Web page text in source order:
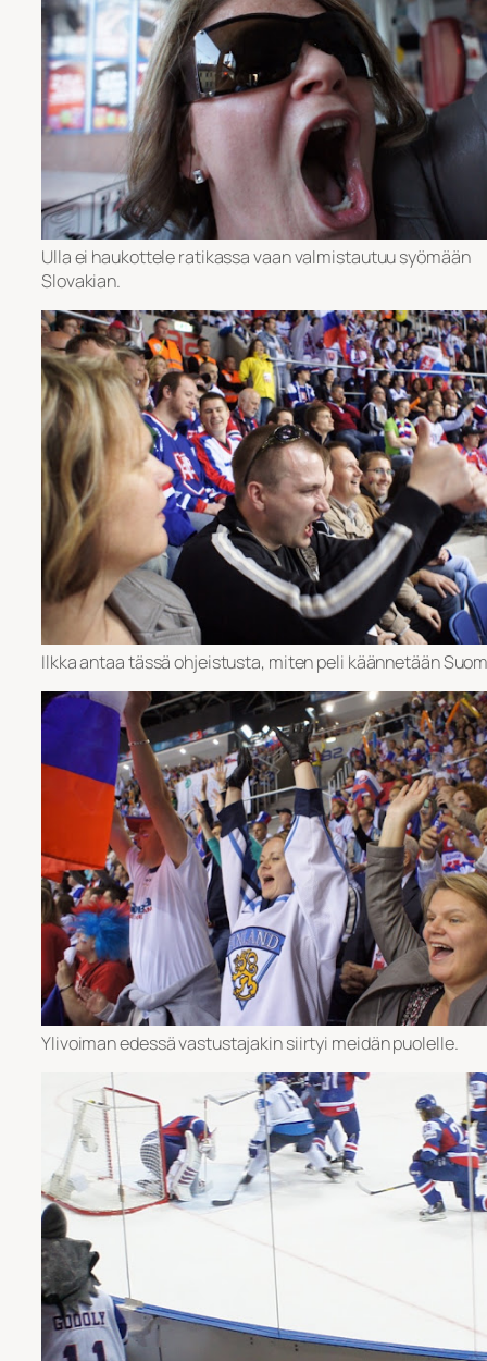
Ulla ei haukottele ratikassa vaan valmistautuu syömään
Slovakian.
Ilkka antaa tässä ohjeistusta, miten peli käännetään
Ylivoiman edessä vastustajakin siirtyi meidän puolelle.